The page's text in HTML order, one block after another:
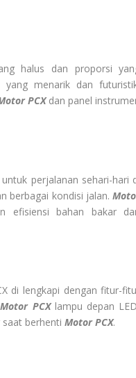
halus dan proporsi
menarik dan
PCXdan panel
perjalanan sehari-hari
berbagai kondisi jalan.
efisiensi bahan bakar
di lengkapi dengan fitur-
Motor PCXlampu depan
berhenti Motor PCX.